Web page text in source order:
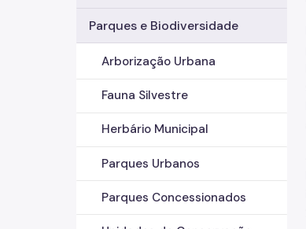
Parques e Biodiversidade
Arborização Urbana
Fauna Silvestre
Herbário Municipal
Parques Urbanos
Parques Concessionados